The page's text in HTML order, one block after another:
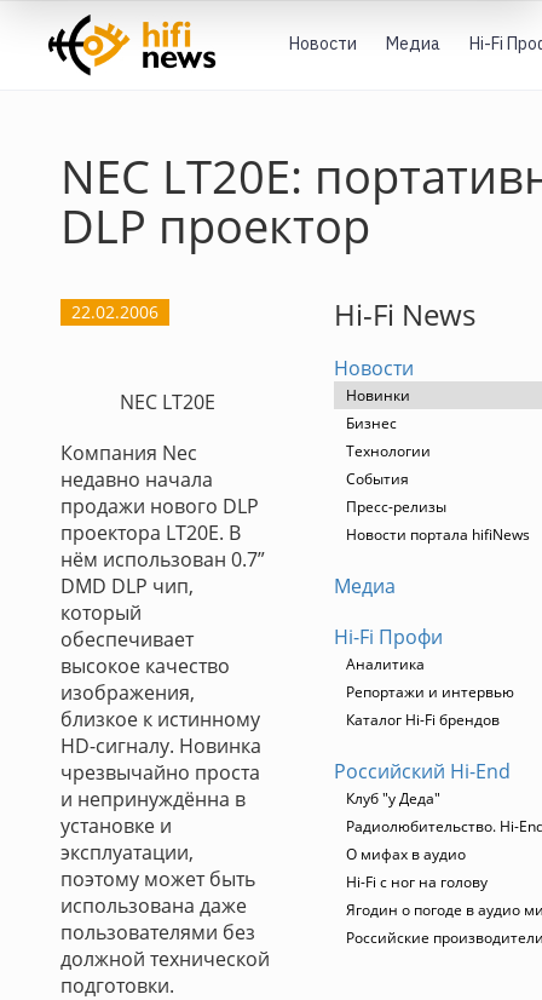
Новости Медиа Hi-Fi
NEC LT20E:
DLP проектор
22.02.2006
NEC LT20E
Компания Nec
недавно начала
продажи нового DLP
проектора LT20E. В
нём использован 0.7”
DMD DLP чип,
который
обеспечивает
высокое качество
изображения,
близкое к истинному
HD-сигналу. Новинка
чрезвычайно проста
и непринуждённа в
установке и
эксплуатации,
поэтому может быть
использована даже
пользователями без
должной технической
подготовки.
Hi-Fi News
Новости
Новинки
Бизнес
Технологии
События
Пресс-релизы
Новости портала hifiNews
Медиа
Hi-Fi Профи
Аналитика
Репортажи и интервью
Каталог Hi-Fi брендов
Российский Hi-End
Клуб "у Деда"
Радиолюбительство. Hi-
О мифах в аудио
Hi-Fi с ног на голову
Ягодин о погоде в аудио
Российские